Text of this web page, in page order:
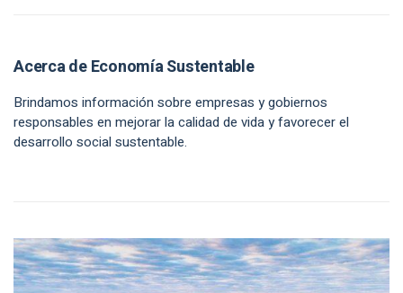
Acerca de Economía Sustentable
Brindamos información sobre empresas y gobiernos
responsables en mejorar la calidad de vida y favorecer el
desarrollo social sustentable.